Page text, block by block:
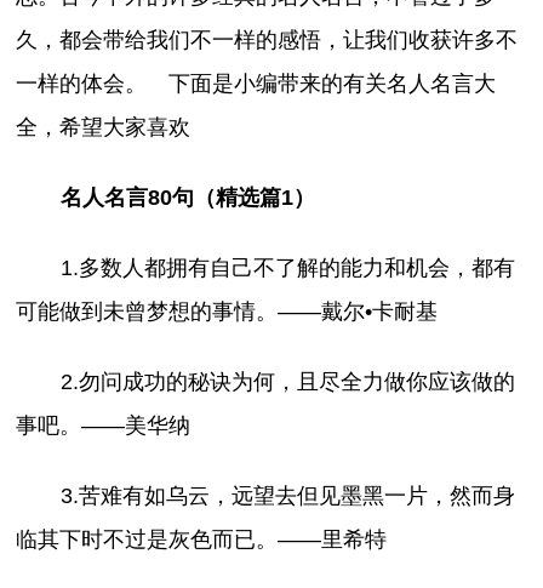
久，都会带给我们不一样的感悟，让我们收获许多不
一样的体会。 下面是小编带来的有关名人名言大
全，希望大家喜欢
名人名言80句（精选篇1）
1.多数人都拥有自己不了解的能力和机会，都有
可能做到未曾梦想的事情。——戴尔•卡耐基
2.勿问成功的秘诀为何，且尽全力做你应该做的
事吧。——美华纳
3.苦难有如乌云，远望去但见墨黑一片，然而身
临其下时不过是灰色而已。——里希特